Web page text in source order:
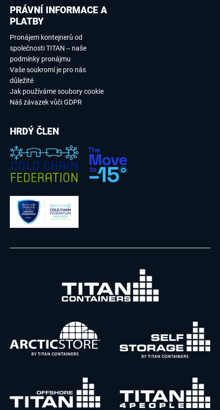
PRÁVNÍ INFORMACE A
PLATBY
Pronájem kontejnerů od
společnosti TITAN – naše
podmínky pronájmu
Vaše soukromí je pro nás
důležité
Jak používáme soubory cookie
Náš závazek vůči GDPR
HRDÝ ČLEN